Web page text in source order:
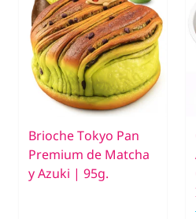
Brioche Tokyo Pan
Premium de Matcha
y Azuki | 95g.